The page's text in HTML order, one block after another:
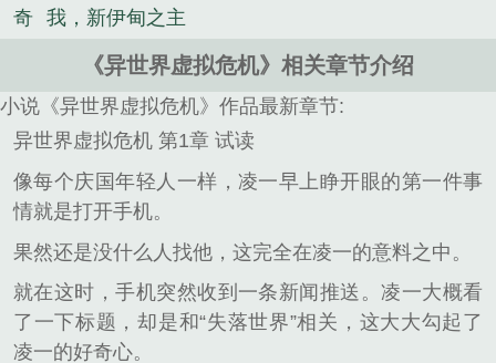
奇 我，新伊甸之主
《异世界虚拟危机》相关章节介绍
小说《异世界虚拟危机》作品最新章节:
异世界虚拟危机 第1章 试读
像每个庆国年轻人一样，凌一早上睁开眼的第一件事
情就是打开手机。
果然还是没什么人找他，这完全在凌一的意料之中。
就在这时，手机突然收到一条新闻推送。凌一大概看
了一下标题，却是和“失落世界”相关，这大大勾起了
凌一的好奇心。